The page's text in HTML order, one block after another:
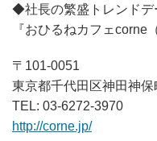
◆社長の繁盛トレンド
『おひるねカフェcorne
〒101-0051
東京都千代田区神田神
TEL: 03-6272-3970
http://corne.jp/